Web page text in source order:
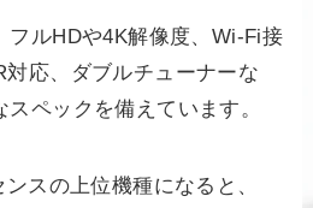
フルHDや4K解像度、Wi-Fi接
応、ダブルチューナーな
ペックを備えています。
スの上位機種になると、